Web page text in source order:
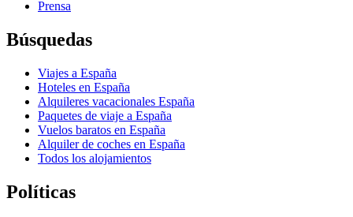
Prensa
Búsquedas
Viajes a España
Hoteles en España
Alquileres vacacionales España
Paquetes de viaje a España
Vuelos baratos en España
Alquiler de coches en España
Todos los alojamientos
Políticas